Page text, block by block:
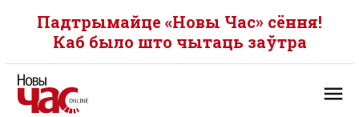
Падтрымайце «Новы Час» сёння!
Каб было што чытаць заўтра